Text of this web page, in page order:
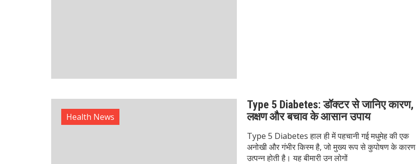
Health News
Type 5 Diabetes: डॉक्टर से जानिए कारण,
लक्षण और बचाव के आसान उपाय
Type 5 Diabetes हाल ही में पहचानी गई मधुमेह की एक
अनोखी और गंभीर किस्म है, जो मुख्य रूप से कुपोषण के कारण
उत्पन्न होती है। यह बीमारी उन लोगों